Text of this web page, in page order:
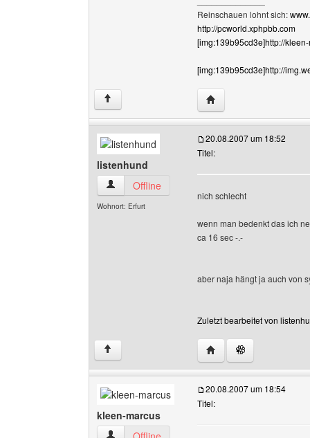
Reinschauen lohnt sich:
http://pcworld.xphpbb.com
[img:139b95cd3e]http://
[img:139b95cd3e]http://
↑ Website dieses
listenhund
listenhund Benutzer-Profile anzeigen
Offline
Wohnort: Erfurt
20.08.2007 um 18:52
Titel:
nich schlecht
wenn man bedenkt das ich
ca 16 sec -.-
aber naja hängt ja auch von
Zuletzt bearbeitet von
↑ Website dieses
kleen-marcus
kleen-marcus Benutzer-Profile anzeigen
20.08.2007 um 18:54
Titel: